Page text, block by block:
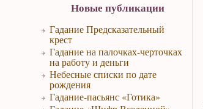
Новые публикации
Гадание Предсказательный
крест
Гадание на палочках-черточках
на работу и деньги
Небесные списки по дате
рождения
Гадание-пасьянс «Готика»